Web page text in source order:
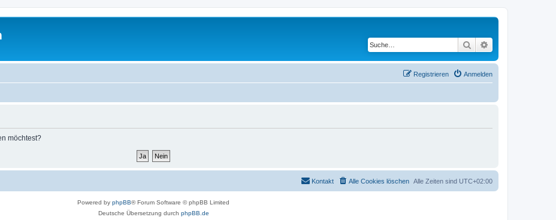
Suche
Anmelden
Registrieren
möchtest?
Alle Zeiten sind UTC+02:00
Alle Cookies löschen
Kontakt
Powered by phpBB® Forum Software © phpBB Limited
Deutsche Übersetzung durch phpBB.de